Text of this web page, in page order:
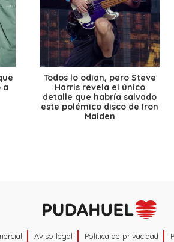
a
Todos lo odian, pero Steve
Harris revela el único
detalle que habría salvado
este polémico disco de Iron
Maiden
Aviso legal Política de privacidad